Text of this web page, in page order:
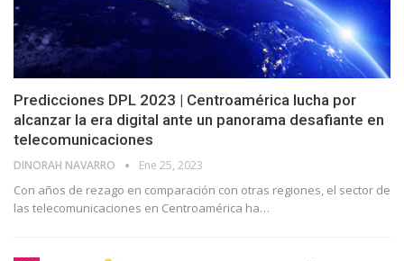
Predicciones DPL 2023 | Centroamérica lucha por
alcanzar la era digital ante un panorama desafiante en
telecomunicaciones
DINORAH NAVARRO Ene 25, 2023
Con años de rezago en comparación con otras regiones, el sector de
las telecomunicaciones en Centroamérica ha…